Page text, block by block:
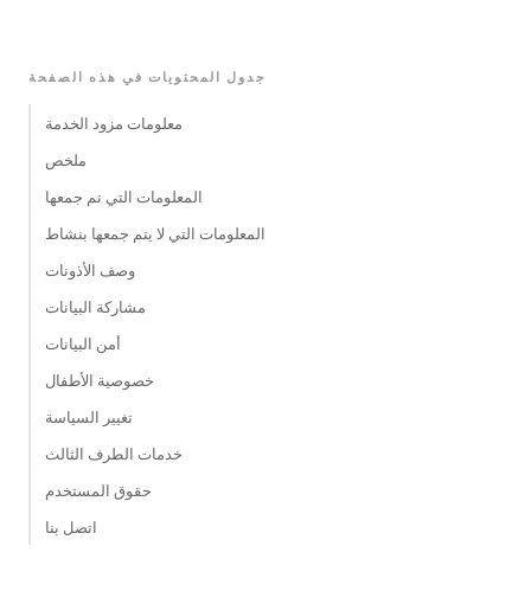
جدول المحتويات في هذه الصفحة
معلومات مزود الخدمة
ملخص
المعلومات التي تم جمعها
المعلومات التي لا يتم جمعها بنشاط
وصف الأذونات
مشاركة البيانات
أمن البيانات
خصوصية الأطفال
تغيير السياسة
خدمات الطرف الثالث
حقوق المستخدم
اتصل بنا